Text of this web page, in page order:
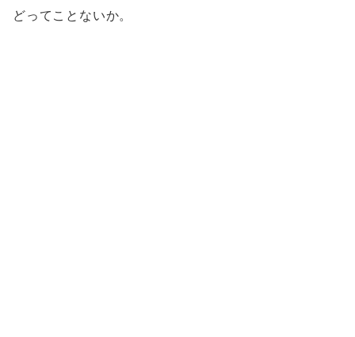
どってことないか。